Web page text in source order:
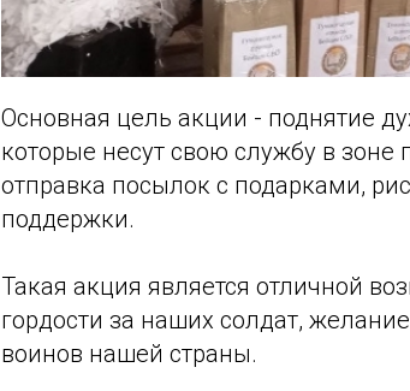
Основная цель акции - поднятие
которые несут свою службу в зоне
отправка посылок с подарками,
поддержки.
Такая акция является отличной
гордости за наших солдат,
воинов нашей страны.